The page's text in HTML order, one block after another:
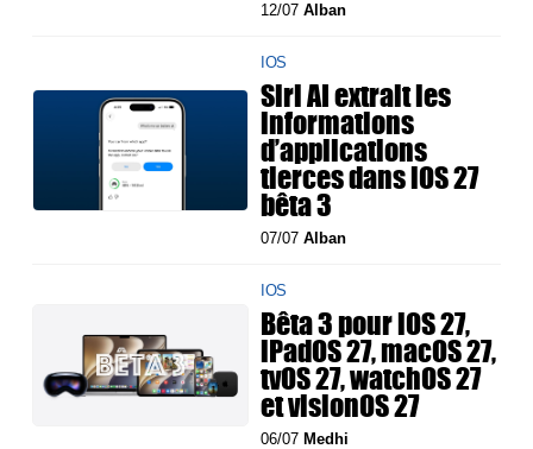
12/07Alban
IOS
Siri AI extrait les
informations
d’applications
tierces dans iOS 27
bêta 3
07/07Alban
IOS
Bêta 3 pour iOS 27,
iPadOS 27, macOS 27,
tvOS 27, watchOS 27
et visionOS 27
06/07 Medhi